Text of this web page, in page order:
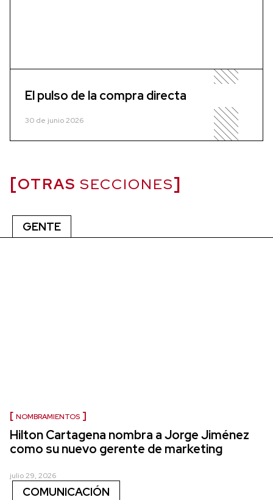
El pulso de la compra directa
30 de junio 2026
OTRAS SECCIONES
GENTE
NOMBRAMIENTOS
Hilton Cartagena nombra a Jorge Jiménez
como su nuevo gerente de marketing
julio 29, 2026
COMUNICACIÓN